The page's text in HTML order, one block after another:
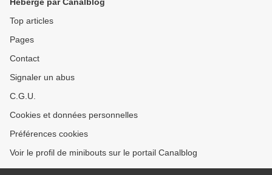
Top articles
Pages
Contact
Signaler un abus
C.G.U.
Cookies et données personnelles
Préférences cookies
Voir le profil de minibouts sur le portail Canalblog